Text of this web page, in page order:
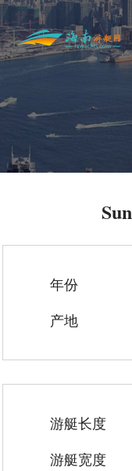
年份
产地
游艇长度
游艇宽度